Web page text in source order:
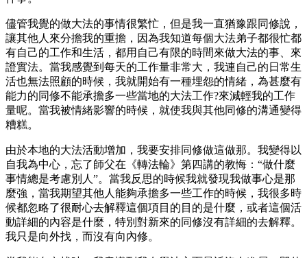
儘管我覺的做大法的事情很繁忙，但是我一直猶豫跟同修說，
讓其他人來分擔我的重擔，因為我知道每個大法弟子都很忙都
有自己的工作和生活，都用自己有限的時間來做大法的事、來
證實法。當我感覺到每天的工作量非常大，我連自己的日常生
活也無法照顧的時候，我就開始有一種埋怨的情緒，為甚麼有
能力的同修不能承擔多一些當地的大法工作?來減輕我的工作
量呢。當我被情緒影響的時候，就使我與其他同修的溝通變得
糟糕。
由於本地的大法活動增加，我要安排同修做這做那。我變得以
自我為中心，忘了師父在《轉法輪》第四講的教悔：“做什麼
事情總是考慮別人”。當我反思的時候我就發現我做事心是那
麼強，當我期望其他人能夠承擔多一些工作的時候，我很多時
候都忽略了很耐心去解釋這個項目的目的是什麼，或者這個活
動詳細的內容是什麼，特別對新來的同修沒有詳細的去解釋。
我只是向外找，而沒有向內修。